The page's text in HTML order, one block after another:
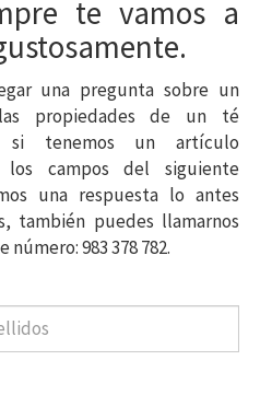
te vamos a
una pregunta sobre un
propiedades de un té
si tenemos un artículo
los campos del siguiente
una respuesta lo antes
también puedes llamarnos
983 378 782.